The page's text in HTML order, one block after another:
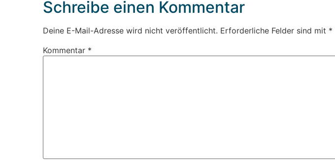
Schreibe einen Kommentar
Deine E-Mail-Adresse wird nicht veröffentlicht. Erforderliche Felder sind mit *
Kommentar *